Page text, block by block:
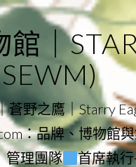
｜
野之鷹｜Starry
：品牌、博物館
管理團隊 首席執